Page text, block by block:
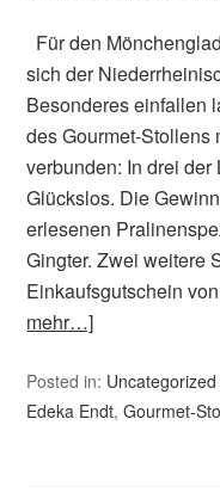
Für den
sich der
Besonderes einfallen
des Gourmet-Stollens
verbunden: In drei
Glückslos. Die
erlesenen
Gingter. Zwei weitere
Einkaufsgutschein
mehr…]
Posted in: Uncategorized
Edeka Endt,Gourmet-